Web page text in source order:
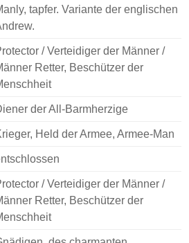
tapfer. Variante der englischen
/ Verteidiger der Männer /
Retter, Beschützer der
der All-Barmherzige
Held der Armee, Armee-Man
/ Verteidiger der Männer /
Retter, Beschützer der